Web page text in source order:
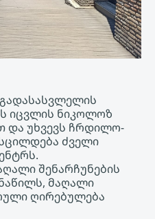
იცვლის ნიკოლოზ
და უხვევს ჩრდილო-
ძველი
შენარჩუნების
მაღალი
ღირებულება